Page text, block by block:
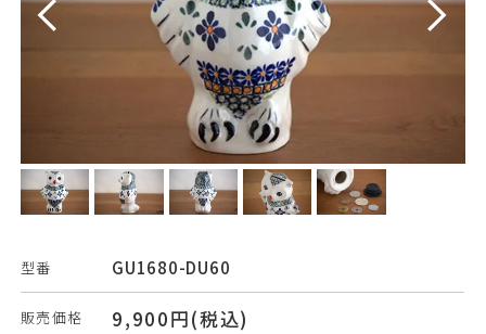
型番 GU1680-DU60
販売価格 9,900円(税込)